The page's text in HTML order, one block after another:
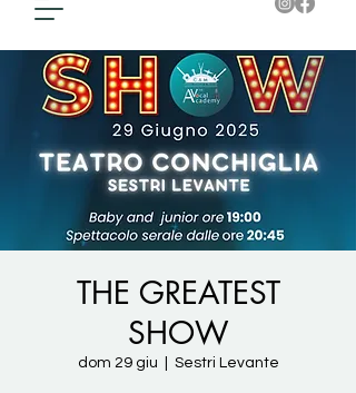
THE GREATEST
SHOW
dom 29 giu Sestri Levante